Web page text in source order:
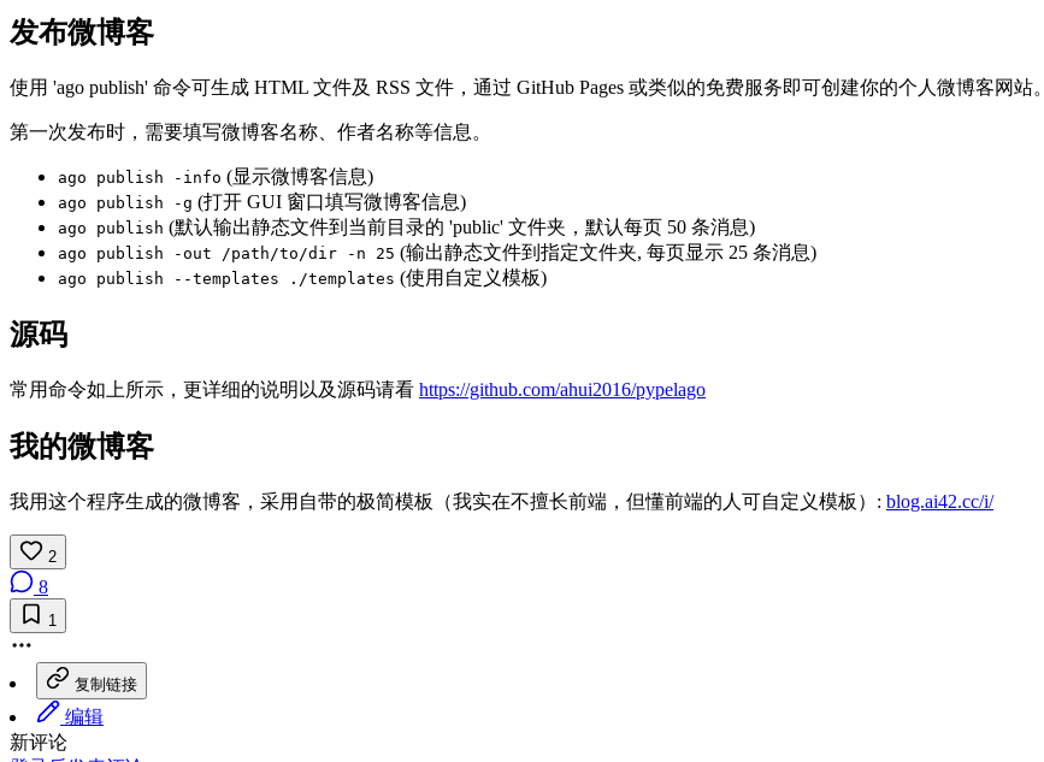
发布微博客
使用 'ago publish' 命令可生成 HTML 文件及 RSS 文件，通过 GitHub Pages 或类似的免费服务即可创建你的个人微博客网站。
第一次发布时，需要填写微博客名称、作者名称等信息。
ago publish -info (显示微博客信息)
ago publish -g (打开 GUI 窗口填写微博客信息)
ago publish (默认输出静态文件到当前目录的 'public' 文件夹，默认每页 50 条消息)
ago publish -out /path/to/dir -n 25 (输出静态文件到指定文件夹, 每页显示 25 条消息)
ago publish --templates ./templates (使用自定义模板)
源码
常用命令如上所示，更详细的说明以及源码请看 https://github.com/ahui2016/pypelago
我的微博客
我用这个程序生成的微博客，采用自带的极简模板（我实在不擅长前端，但懂前端的人可自定义模板）: blog.ai42.cc/i/
2
8
1
复制链接
编辑
新评论